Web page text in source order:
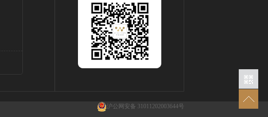
沪公网安备 31011202003644号